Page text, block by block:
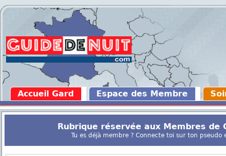
Accueil Gard Espace des Membre
Rubrique réservée aux Membres de
Tu es déjà membre ? Connecte toi sur ton pseudo